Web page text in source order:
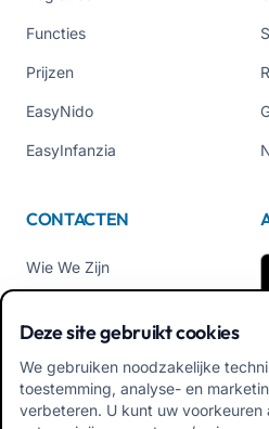
Functies
Prijzen
EasyNido
EasyInfanzia
CONTACTEN
Wie We Zijn
Tel +39 02 84152514
Deze site gebruikt cookies
We gebruiken noodzakelijke
toestemming, analyse- en
verbeteren. U kunt uw voorkeuren